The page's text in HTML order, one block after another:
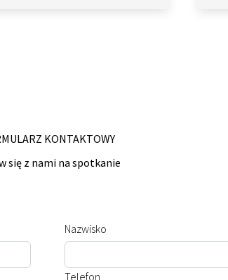
KONTAKTOWY
się z nami na spotkanie
Nazwisko
Telefon